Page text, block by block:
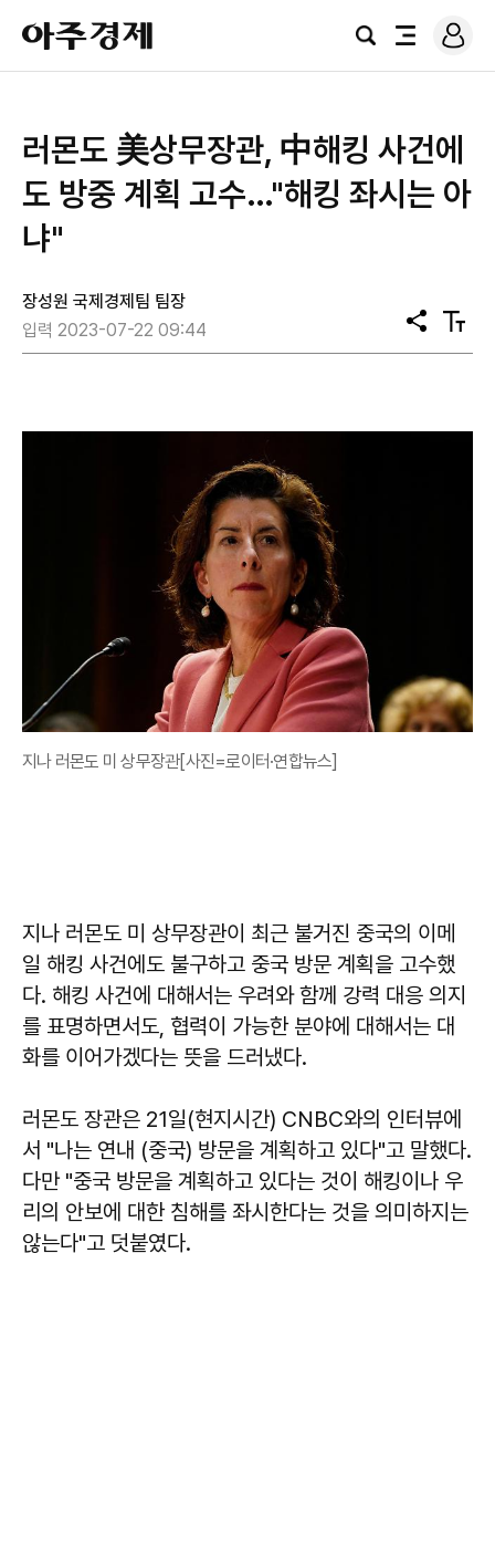
아
주
경
검
전
로
그
러몬도 美상무장관, 中해킹 사건에
도 방중 계획 고수…"해킹 좌시는 아
냐"
장성원 국제경제팀 팀장
입력 2023-07-22 09:44
공
유
텍
스
지나 러몬도 미 상무장관[사진=로이터·연합뉴스]
지나 러몬도 미 상무장관이 최근 불거진 중국의 이메
일 해킹 사건에도 불구하고 중국 방문 계획을 고수했
다. 해킹 사건에 대해서는 우려와 함께 강력 대응 의지
를 표명하면서도, 협력이 가능한 분야에 대해서는 대
화를 이어가겠다는 뜻을 드러냈다.
러몬도 장관은 21일(현지시간) CNBC와의 인터뷰에
서 "나는 연내 (중국) 방문을 계획하고 있다"고 말했다.
다만 "중국 방문을 계획하고 있다는 것이 해킹이나 우
리의 안보에 대한 침해를 좌시한다는 것을 의미하지는
않는다"고 덧붙였다.